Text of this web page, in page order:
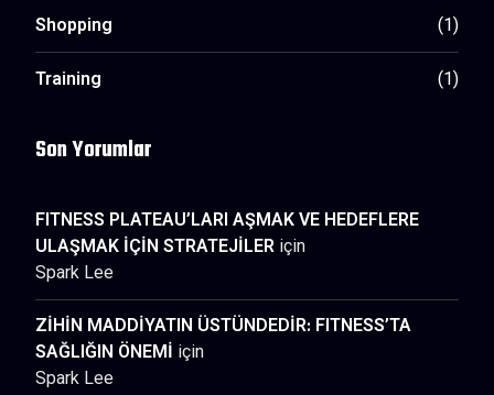
Shopping
(1)
Training
(1)
Son Yorumlar
FITNESS PLATEAU’LARI AŞMAK VE HEDEFLERE
ULAŞMAK İÇİN STRATEJİLER için
Spark Lee
ZİHİN MADDİYATIN ÜSTÜNDEDİR: FITNESS’TA
SAĞLIĞIN ÖNEMİ için
Spark Lee